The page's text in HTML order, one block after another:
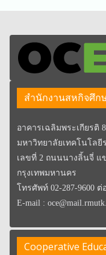
สำนักงานสหกิจศึก
อาคารเฉลิมพระเกียรติ
มหาวิทยาลัยเทคโนโลยี
เลขที่ 2 ถนนนางลิ้นจี่ แ
กรุงเทพมหานคร
โทรศัพท์ 02-287-9600 ต่
E-mail :
Cooperative